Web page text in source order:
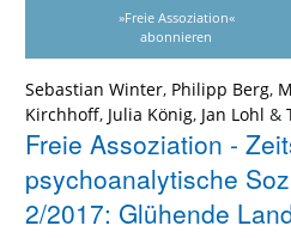
»Freie Assoziation«
abonnieren
Sebastian Winter, Philipp Berg,
Kirchhoff, Julia König, Jan Lohl &
Freie Assoziation -
psychoanalytische
2/2017: Glühende